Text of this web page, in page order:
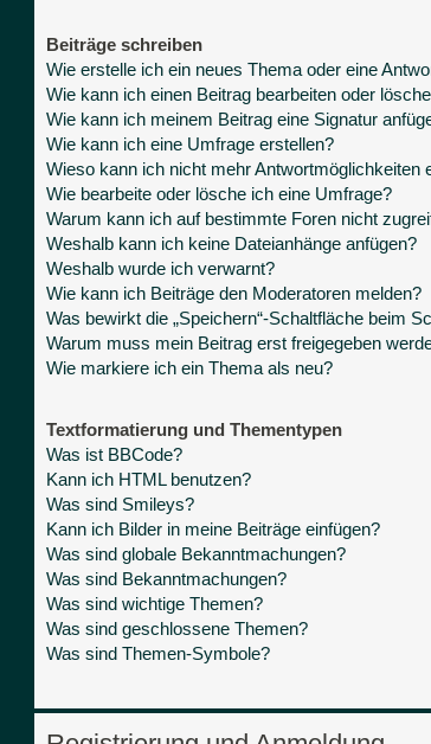
Beiträge schreiben
Wie erstelle ich ein neues Thema oder eine
Wie kann ich einen Beitrag bearbeiten oder
Wie kann ich meinem Beitrag eine Signatur
Wie kann ich eine Umfrage erstellen?
Wieso kann ich nicht mehr Antwortmöglichkeiten
Wie bearbeite oder lösche ich eine Umfrage?
Warum kann ich auf bestimmte Foren nicht
Weshalb kann ich keine Dateianhänge anfügen?
Weshalb wurde ich verwarnt?
Wie kann ich Beiträge den Moderatoren melden?
Was bewirkt die „Speichern“-Schaltfläche beim
Warum muss mein Beitrag erst freigegeben
Wie markiere ich ein Thema als neu?
Textformatierung und Thementypen
Was ist BBCode?
Kann ich HTML benutzen?
Was sind Smileys?
Kann ich Bilder in meine Beiträge einfügen?
Was sind globale Bekanntmachungen?
Was sind Bekanntmachungen?
Was sind wichtige Themen?
Was sind geschlossene Themen?
Was sind Themen-Symbole?